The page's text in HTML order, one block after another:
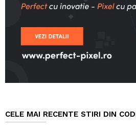
CELE MAI RECENTE STIRI DIN